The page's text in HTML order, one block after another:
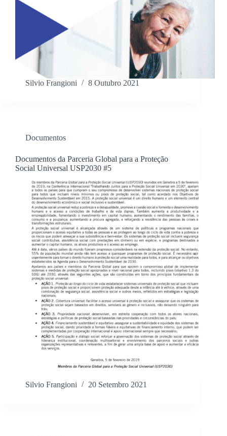
Silvio Frangioni 8 Outubro 2021
Documentos
Documentos da Parceria Global para a Proteção
Social Universal USP2030 #5
Silvio Frangioni 20 Setembro 2021